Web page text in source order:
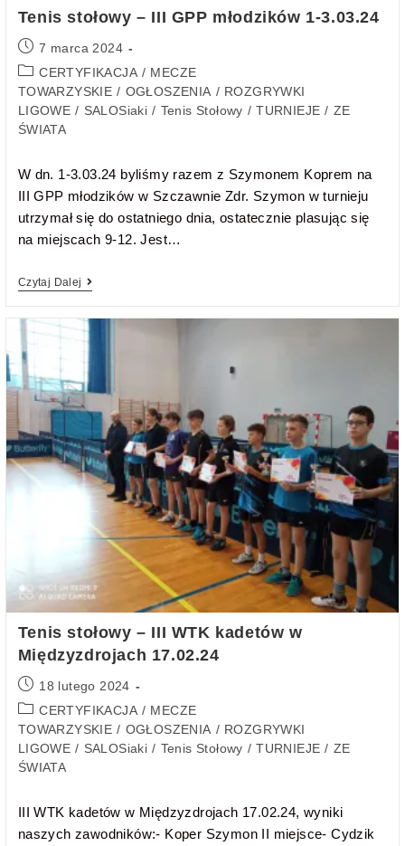
Tenis stołowy – III GPP młodzików 1-3.03.24
7 marca 2024
CERTYFIKACJA / MECZE
TOWARZYSKIE / OGŁOSZENIA / ROZGRYWKI
LIGOWE / SALOSiaki / Tenis Stołowy / TURNIEJE / ZE
ŚWIATA
W dn. 1-3.03.24 byliśmy razem z Szymonem Koprem na
III GPP młodzików w Szczawnie Zdr. Szymon w turnieju
utrzymał się do ostatniego dnia, ostatecznie plasując się
na miejscach 9-12. Jest…
Czytaj Dalej
Tenis stołowy – III WTK kadetów w
Międzyzdrojach 17.02.24
18 lutego 2024
CERTYFIKACJA / MECZE
TOWARZYSKIE / OGŁOSZENIA / ROZGRYWKI
LIGOWE / SALOSiaki / Tenis Stołowy / TURNIEJE / ZE
ŚWIATA
III WTK kadetów w Międzyzdrojach 17.02.24, wyniki
naszych zawodników:- Koper Szymon II miejsce- Cydzik